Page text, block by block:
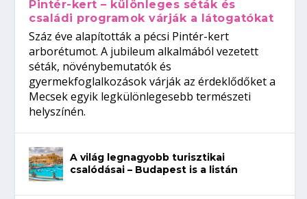
Pintér-kert – különleges séták és
családi programok várják a látogatókat
Száz éve alapították a pécsi Pintér-kert
arborétumot. A jubileum alkalmából vezetett
séták, növénybemutatók és
gyermekfoglalkozások várják az érdeklődőket a
Mecsek egyik legkülönlegesebb természeti
helyszínén.
A világ legnagyobb turisztikai
csalódásai – Budapest is a listán